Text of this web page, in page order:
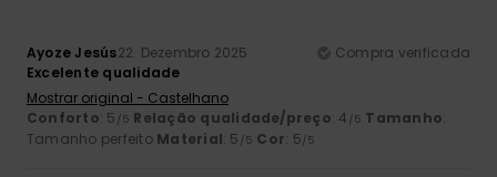
Ayoze Jesús22. Dezembro 2025
Compra verificada
Excelente qualidade
Mostrar original - Castelhano
Conforto: 5 /5 Relação qualidade/preço: 4 /5 Tamanho:
Tamanho perfeito Material: 5 /5 Cor: 5/5